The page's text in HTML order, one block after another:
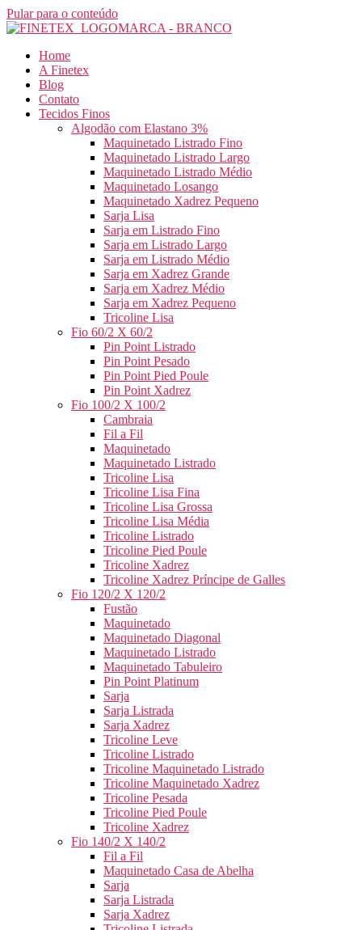
Pular para o conteúdo
Home
A Finetex
Blog
Contato
Tecidos Finos
Algodão com Elastano 3%
Maquinetado Listrado Fino
Maquinetado Listrado Largo
Maquinetado Listrado Médio
Maquinetado Losango
Maquinetado Xadrez Pequeno
Sarja Lisa
Sarja em Listrado Fino
Sarja em Listrado Largo
Sarja em Listrado Médio
Sarja em Xadrez Grande
Sarja em Xadrez Médio
Sarja em Xadrez Pequeno
Tricoline Lisa
Fio 60/2 X 60/2
Pin Point Listrado
Pin Point Pesado
Pin Point Pied Poule
Pin Point Xadrez
Fio 100/2 X 100/2
Cambraia
Fil a Fil
Maquinetado
Maquinetado Listrado
Tricoline Lisa
Tricoline Lisa Fina
Tricoline Lisa Grossa
Tricoline Lisa Média
Tricoline Listrado
Tricoline Pied Poule
Tricoline Xadrez
Tricoline Xadrez Príncipe de Galles
Fio 120/2 X 120/2
Fustão
Maquinetado
Maquinetado Diagonal
Maquinetado Listrado
Maquinetado Tabuleiro
Pin Point Platinum
Sarja
Sarja Listrada
Sarja Xadrez
Tricoline Leve
Tricoline Listrado
Tricoline Maquinetado Listrado
Tricoline Maquinetado Xadrez
Tricoline Pesada
Tricoline Pied Poule
Tricoline Xadrez
Fio 140/2 X 140/2
Fil a Fil
Maquinetado Casa de Abelha
Sarja
Sarja Listrada
Sarja Xadrez